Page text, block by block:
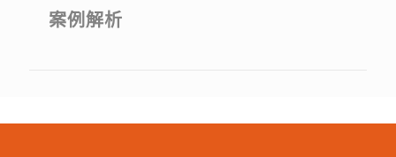
案例解析